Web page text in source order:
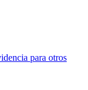
para otros